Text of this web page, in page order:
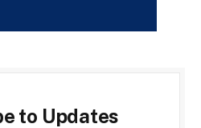
to Updates